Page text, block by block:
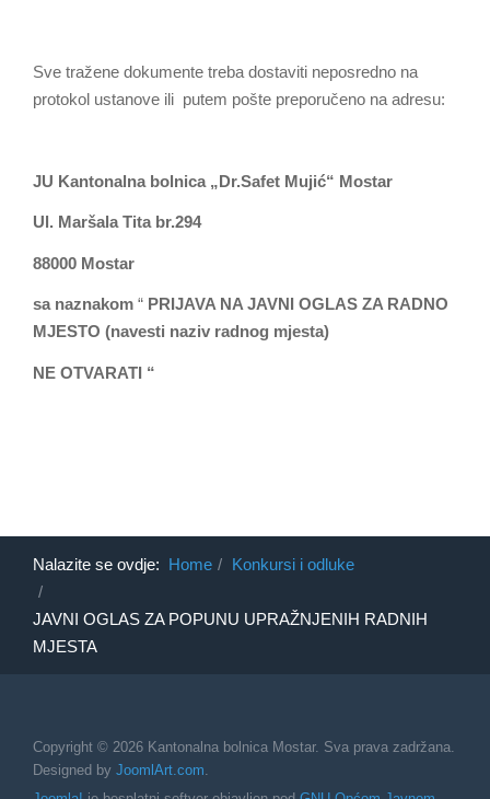
Sve tražene dokumente treba dostaviti neposredno na
protokol ustanove ili putem pošte preporučeno na adresu:
JU Kantonalna bolnica „Dr.Safet Mujić“ Mostar
Ul. Maršala Tita br.294
88000 Mostar
sa naznakom “ PRIJAVA NA JAVNI OGLAS ZA RADNO
MJESTO (navesti naziv radnog mjesta)
NE OTVARATI “
Nalazite se ovdje: Home Konkursi i odluke
JAVNI OGLAS ZA POPUNU UPRAŽNJENIH RADNIH
MJESTA
Copyright © 2026 Kantonalna bolnica Mostar. Sva prava zadržana.
Designed by JoomlArt.com.